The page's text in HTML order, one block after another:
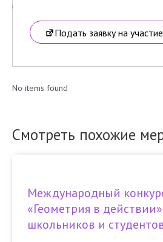
Подать заявку на
No items found
Смотреть похожие
Международный
«Геометрия в
школьников и